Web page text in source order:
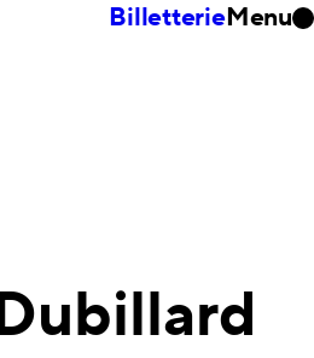
BilletterieMenu